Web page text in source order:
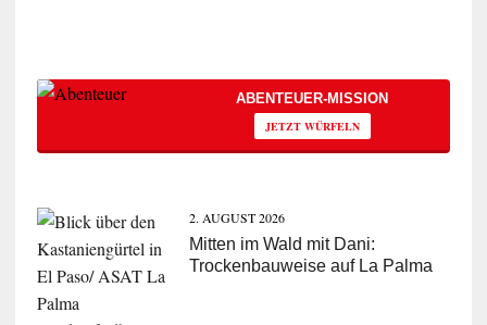
ABENTEUER-MISSION
JETZT WÜRFELN
2. AUGUST 2026
Mitten im Wald mit Dani:
Trockenbauweise auf La Palma